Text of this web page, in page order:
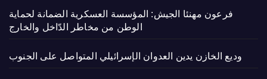
فرعون مهنئا الجيش: المؤسسة العسكرية الضمانة لحماية
الوطن من مخاطر الدّاخل والخارج
وديع الخازن يدين العدوان الإسرائيلي المتواصل على الجنوب